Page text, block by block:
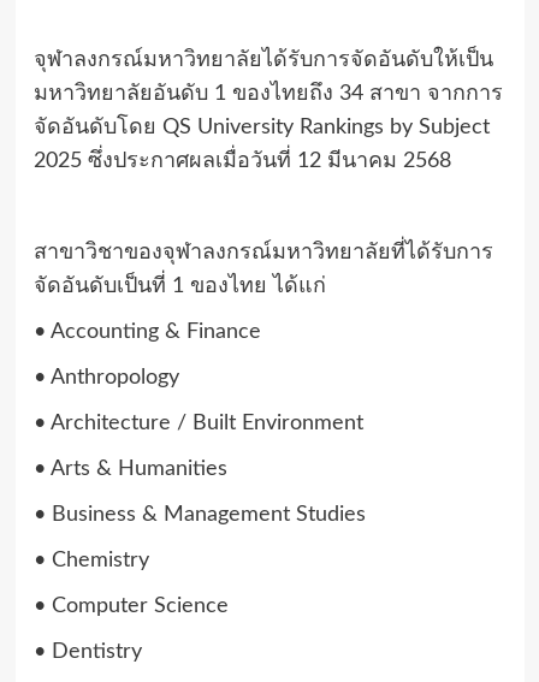
จุฬาลงกรณ์มหาวิทยาลัยได้รับการจัดอันดับให้เป็น
มหาวิทยาลัยอันดับ 1 ของไทยถึง 34 สาขา จากการ
จัดอันดับโดย QS University Rankings by Subject
2025 ซึ่งประกาศผลเมื่อวันที่ 12 มีนาคม 2568
สาขาวิชาของจุฬาลงกรณ์มหาวิทยาลัยที่ได้รับการ
จัดอันดับเป็นที่ 1 ของไทย ได้แก่
• Accounting & Finance
• Anthropology
• Architecture / Built Environment
• Arts & Humanities
• Business & Management Studies
• Chemistry
• Computer Science
• Dentistry